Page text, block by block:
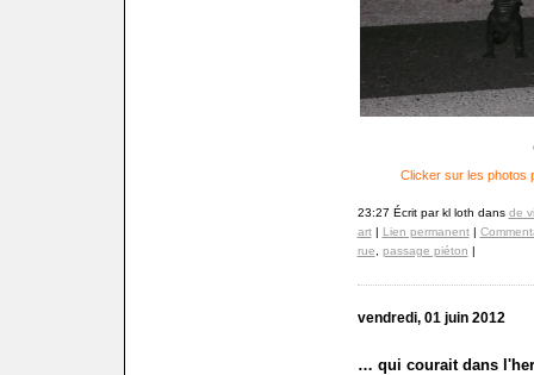
Clicker sur les photos
23:27 Écrit par kl loth dans de
art| Lien permanent|
rue
passage piéton |
vendredi, 01 juin 2012
… qui courait dans